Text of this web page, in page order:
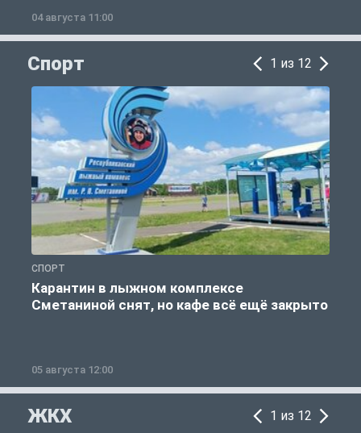
04 августа 11:00
Спорт 1 из 12
СПОРТ
Карантин в лыжном комплексе
Сметаниной снят, но кафе всё ещё закрыто
05 августа 12:00
ЖКХ 1 из 12